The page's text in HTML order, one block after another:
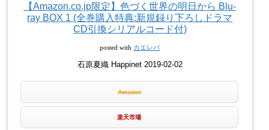
【Amazon.co.jp限定】色づく世界の明日から Blu-
ray BOX 1 (全巻購入特典:新規録り下ろしドラマ
CD引換シリアルコード付)
posted with カエレバ
石原夏織 Happinet 2019-02-02
Amazon
楽天市場